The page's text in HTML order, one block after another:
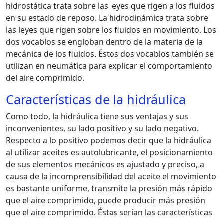
hidrostática trata sobre las leyes que rigen a los fluidos
en su estado de reposo. La hidrodinámica trata sobre
las leyes que rigen sobre los fluidos en movimiento. Los
dos vocablos se engloban dentro de la materia de la
mecánica de los fluidos. Éstos dos vocablos también se
utilizan en neumática para explicar el comportamiento
del aire comprimido.
Características de la hidráulica
Como todo, la hidráulica tiene sus ventajas y sus
inconvenientes, su lado positivo y su lado negativo.
Respecto a lo positivo podemos decir que la hidráulica
al utilizar aceites es autolubricante, el posicionamiento
de sus elementos mecánicos es ajustado y preciso, a
causa de la incomprensibilidad del aceite el movimiento
es bastante uniforme, transmite la presión más rápido
que el aire comprimido, puede producir más presión
que el aire comprimido. Éstas serían las características